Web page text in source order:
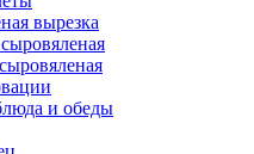
вырезка
и обеды